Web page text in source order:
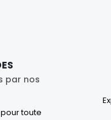
par nos
toute